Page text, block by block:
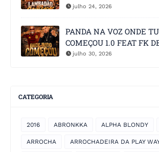
julho 24, 2026
PANDA NA VOZ ONDE
COMEÇOU 1.0 FEAT FK
julho 30, 2026
CATEGORIA
2016 ABRONKKA ALPHA BLONDY
ARROCHA ARROCHADEIRA DA PLAY